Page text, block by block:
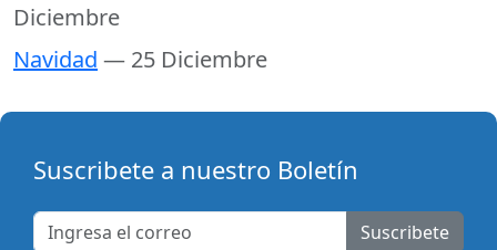
Diciembre
Navidad — 25 Diciembre
Suscribete a nuestro Boletín
Suscribete